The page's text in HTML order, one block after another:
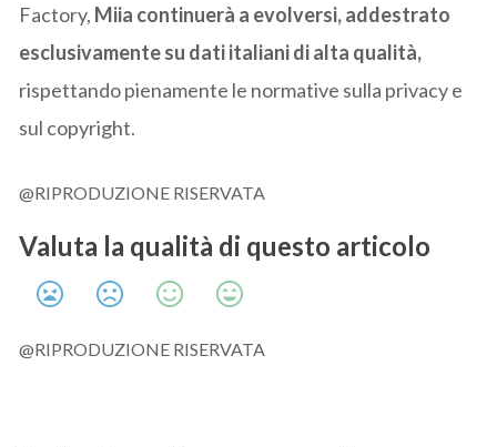
Factory, Miia continuerà a evolversi, addestrato
esclusivamente su dati italiani di alta qualità,
rispettando pienamente le normative sulla privacy e
sul copyright.
@RIPRODUZIONE RISERVATA
Valuta la qualità di questo articolo
@RIPRODUZIONE RISERVATA